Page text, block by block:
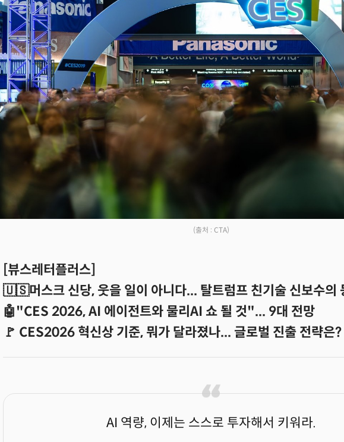
Facebook Twitter
기사링크 복사
(출처 : CTA)
[뷰스레터플러스]
🇺🇸머스크 신당, 웃을 일이 아니다... 탈트럼프 친기술 신보수의
🤖"CES 2026, AI 에이전트와 물리AI 쇼 될 것"... 9대 전망
🚩 CES2026 혁신상 기준, 뭐가 달라졌나... 글로벌 진출 전략은?
AI 역량, 이제는 스스로 투자해서 키워라.